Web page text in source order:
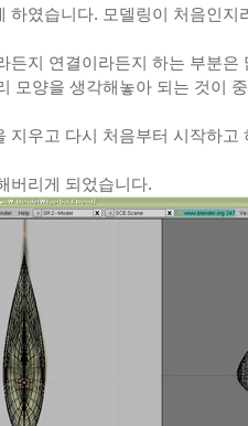
하였습니다. 모델링이 처음인지
든지 연결이라든지 하는 부분은
모양을 생각해놓아 되는 것이
지우고 다시 처음부터 시작하고
버리게 되었습니다.